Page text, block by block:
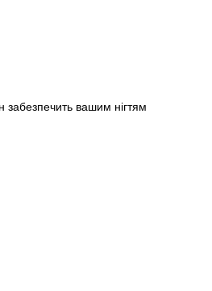
забезпечить вашим нігтям